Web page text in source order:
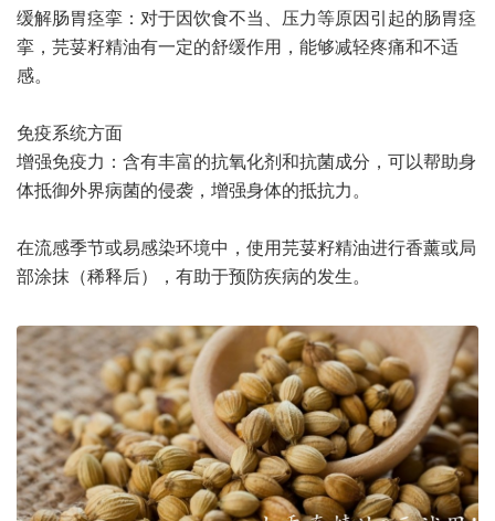
缓解肠胃痉挛：对于因饮食不当、压力等原因引起的肠胃痉
挛，芫荽籽精油有一定的舒缓作用，能够减轻疼痛和不适
感。
免疫系统方面
增强免疫力：含有丰富的抗氧化剂和抗菌成分，可以帮助身
体抵御外界病菌的侵袭，增强身体的抵抗力。
在流感季节或易感染环境中，使用芫荽籽精油进行香薰或局
部涂抹（稀释后），有助于预防疾病的发生。